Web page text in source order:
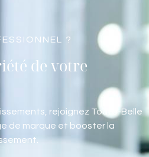
?
de votre
rejoignez Toute-Belle
de marque et booster la